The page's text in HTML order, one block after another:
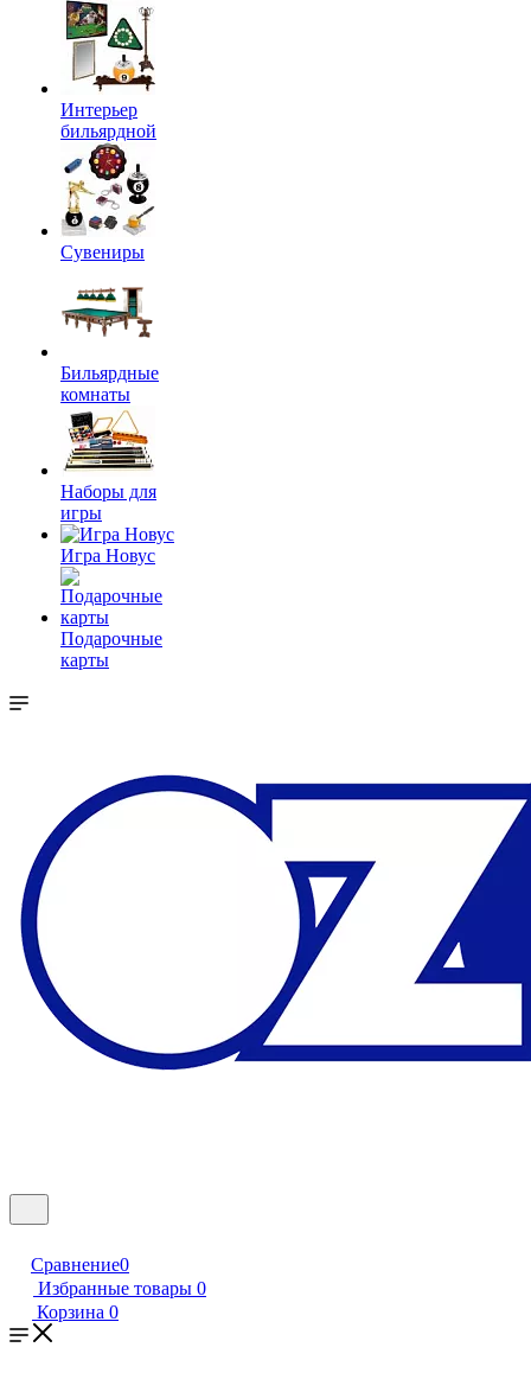
Интерьер
бильярдной
Сувениры
Бильярдные
комнаты
Наборы для
игры
Игра Новус
Подарочные
карты
Сравнение0
Избранные товары 0
Корзина 0